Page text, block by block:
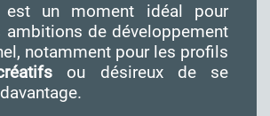
est un moment idéal pour
ambitions de développement
notamment pour les profils
ou désireux de se